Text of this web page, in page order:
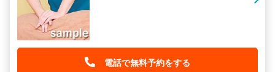
電話で無料予約をする